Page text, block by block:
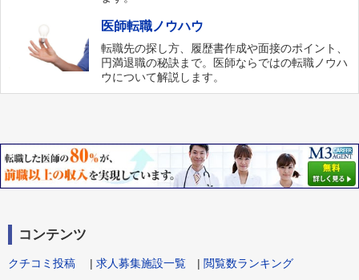
医師転職ノウハウ
転職先の探し方、履歴書作成や面接のポイント、
円満退職の秘訣まで。医師ならではの転職ノウハ
ウについて解説します。
コンテンツ
クチコミ投稿 | 求人募集施設一覧 | 閲覧数ランキング